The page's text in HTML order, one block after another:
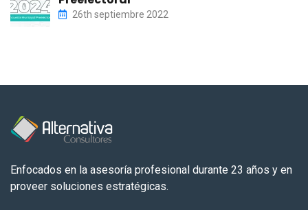
26th septiembre 2022
Enfocados en la asesoría profesional durante 23 años y en
proveer soluciones estratégicas.